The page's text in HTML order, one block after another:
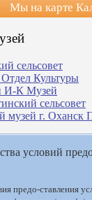
Мы на карте
сельсовет
Культуры
И-К Музей
сельсовет
музей г. Оханск
условий
предо-ставления